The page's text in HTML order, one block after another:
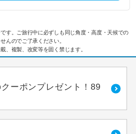
す。ご旅行中に必ずしも同じ角度・高度・天候での
んのでご了承ください。
、複製、改変等を固く禁じます。
ーポンプレゼント！89